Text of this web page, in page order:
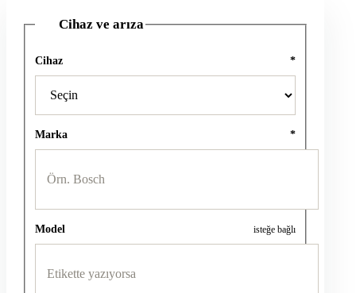
Cihaz ve arıza
Cihaz *
Marka *
Model isteğe bağlı